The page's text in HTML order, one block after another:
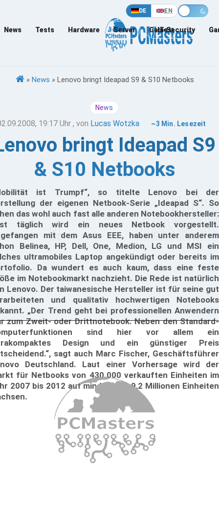
DE EN
News Tests Hardware Server Games
IT-Security
» News » Lenovo bringt Ideapad S9 & S10 Netbooks
News
19:17 Uhr , von Lucas Wotzka ~3 Min. Lesezeit
bringt Ideapad S9
& S10 Netbooks
ist Trumpf“, so titelte Lenovo bei der
der eigenen Netbook-Serie „Ideapad S“. So
das wohl auch fast alle anderen Notebookhersteller:
täglich wird ein neues Netbook vorgestellt.
mit dem Asus EEE, haben unter anderem
Belinea, HP, Dell, One, Medion, LG und MSI ein
ultramobiles Laptop angekündigt oder bereits im
Da wundert es auch kaum, dass eine feste
im Notebookmarkt nachzieht. Die Rede ist natürlich
Lenovo. Der taiwanesische Hersteller ist für seine gut
und qualitativ hochwertigen Notebooks
„Der Trend geht bei professionellen Anwendern
zum Zweit- oder Drittnotebook. Neben den Standard-
sind hier vor allem ein
Design und ein günstiger Preis
sagt auch Marc Fischer, Geschäftsführer
Deutschland. Laut einer Vorhersage wird der
für Netbooks von 430.000 verkauften Einheiten im
2007 bis 2012 auf mindestens 9,2 Millionen Einheiten